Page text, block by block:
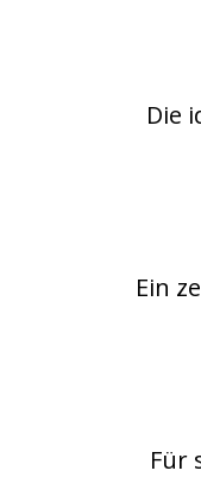
Die
Ein
Für